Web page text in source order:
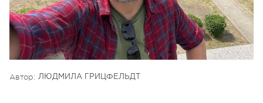
Автор: ЛЮДМИЛА ГРИЦФЕЛЬДТ